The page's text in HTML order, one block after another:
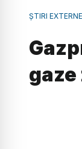
ȘTIRI EXTERNE
gaze